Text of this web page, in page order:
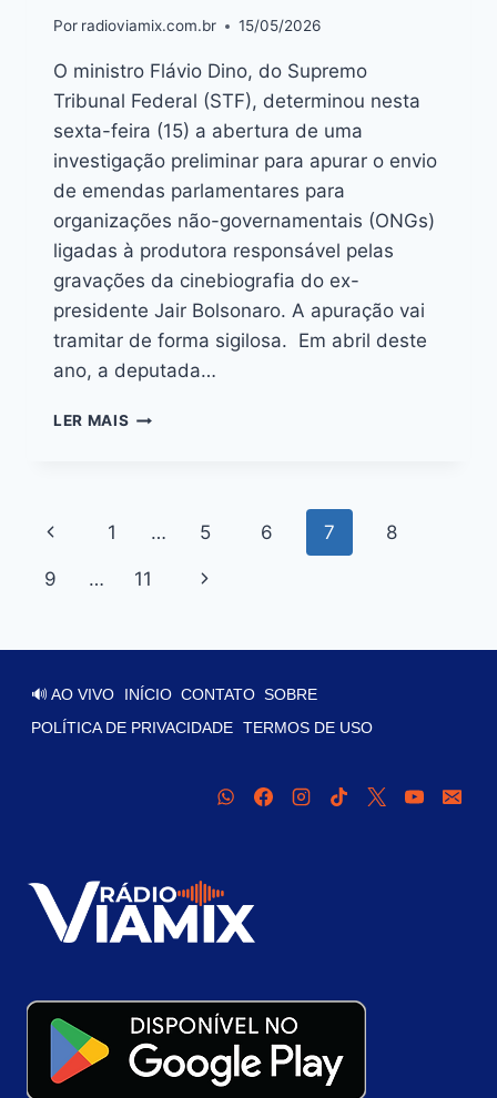
Por radioviamix.com.br 15/05/2026
O ministro Flávio Dino, do Supremo
Tribunal Federal (STF), determinou nesta
sexta-feira (15) a abertura de uma
investigação preliminar para apurar o envio
de emendas parlamentares para
organizações não-governamentais (ONGs)
ligadas à produtora responsável pelas
gravações da cinebiografia do ex-
presidente Jair Bolsonaro. A apuração vai
tramitar de forma sigilosa. Em abril deste
ano, a deputada…
LER MAIS
1 … 5 6 7 8
9 … 11
🔊 AO VIVO INÍCIO CONTATO SOBRE
POLÍTICA DE PRIVACIDADE TERMOS DE USO